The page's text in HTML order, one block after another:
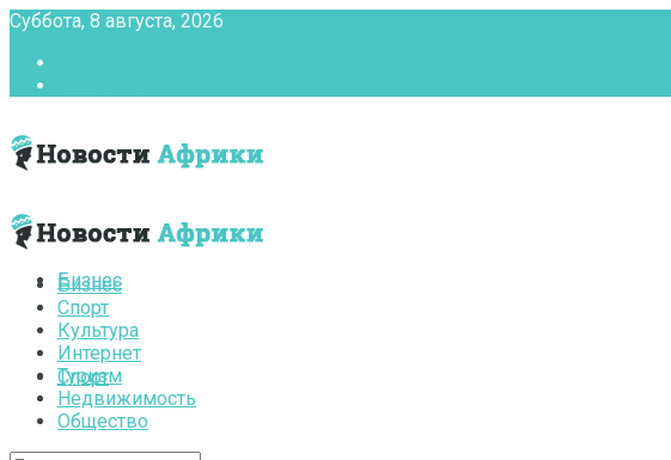
Суббота, 8 августа, 2026
Бизнес
Спорт
Бизнес
Спорт
Культура
Интернет
Туризм
Недвижимость
Общество